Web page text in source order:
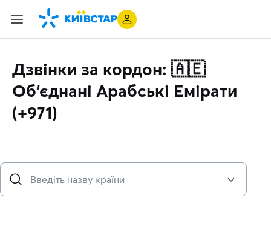
Дзвінки за кордон: 🇦🇪
Об’єднані Арабські Емірати
(+971)